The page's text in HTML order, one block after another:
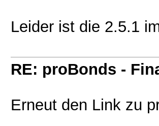
Leider ist die 2.5.1
RE: proBonds -
Erneut den Link zu